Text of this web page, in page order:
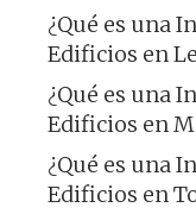
¿Qué es una
Edificios en
¿Qué es una
Edificios en
¿Qué es una
Edificios en